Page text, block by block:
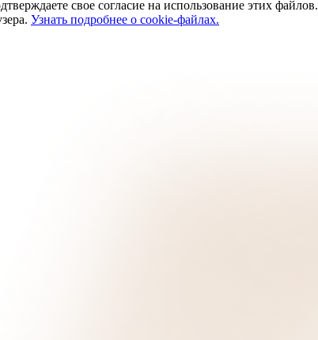
свое согласие на использование этих файлов.
Узнать подробнее о cookie-файлах.